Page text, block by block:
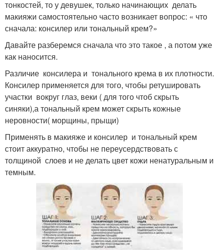
тонкостей, то у девушек, только начинающих делать
макияжи самостоятельно часто возникает вопрос: « что
сначала: консилер или тональный крем?»
Давайте разберемся сначала что это такое , а потом уже
как наносится.
Различие консилера и тонального крема в их плотности.
Консилер применяется для того, чтобы ретушировать
участки вокруг глаз, веки ( для того чтоб скрыть
синяки),а тональный крем может скрыть кожные
неровности( морщины, прыщи)
Применять в макияже и консилер и тональный крем
стоит аккуратно, чтобы не переусердствовать с
толщиной слоев и не делать цвет кожи ненатуральным и
темным.